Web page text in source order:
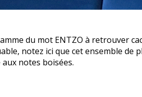
du mot ENTZO à retrouver
notez ici que cet ensemble de
notes boisées.